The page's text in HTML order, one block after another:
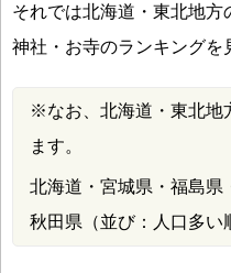
それでは北海道・東北地
神社・お寺のランキングを
※なお、北海道・東北地
ます。
北海道・宮城県・福島県
秋田県（並び：人口多い